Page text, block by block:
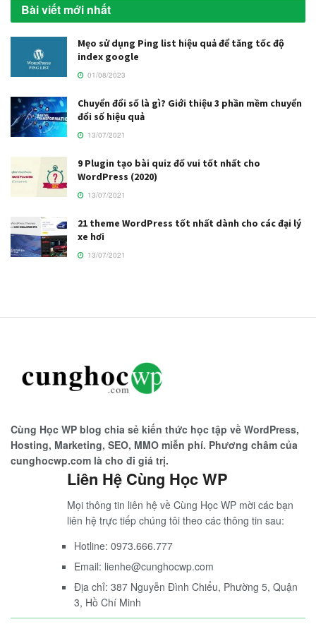
Bài viết mới nhất
Mẹo sử dụng Ping list hiệu quả để tăng tốc độ
index google
01/08/2023
Chuyển đổi số là gì? Giới thiệu 3 phần mềm chuyển
đổi số hiệu quả
13/07/2021
9 Plugin tạo bài quiz đố vui tốt nhất cho
WordPress (2020)
13/07/2021
21 theme WordPress tốt nhất dành cho các đại lý
xe hơi
13/07/2021
Cùng Học WP blog chia sẻ kiến thức học tập về WordPress,
Hosting, Marketing, SEO, MMO miễn phí. Phương châm của
cunghocwp.com là cho đi giá trị.
Liên Hệ Cùng Học WP
Mọi thông tin liên hệ về Cùng Học WP mời các bạn
liên hệ trực tiếp chúng tôi theo các thông tin sau:
Hotline: 0973.666.777
Email: lienhe@cunghocwp.com
Địa chỉ: 387 Nguyễn Đình Chiểu, Phường 5, Quận
3, Hồ Chí Minh